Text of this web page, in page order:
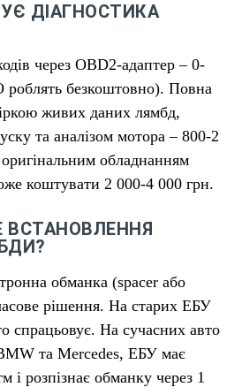
ДІАГНОСТИКА
через OBD2-адаптер – 0-
роблять безкоштовно). Повна
живих даних лямбд,
та аналізом мотора – 800-2
обладнанням
коштувати 2 000-4 000 грн.
обманка (spacer або
рішення. На старих ЕБУ
спрацьовує. На сучасних авто
та Mercedes, ЕБУ має
і розпізнає обманку через 1